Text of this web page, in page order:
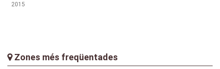
2015
Zones més freqüentades